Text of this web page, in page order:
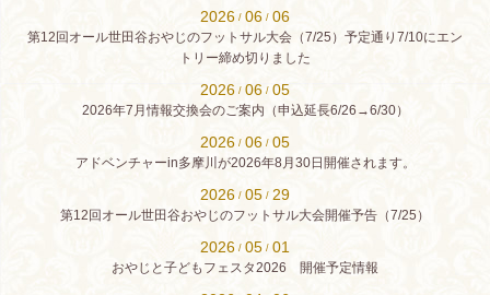
2026 / 06 / 06
第12回オール世田谷おやじのフットサル大会（7/25）予定通り7/10にエン
トリー締め切りました
2026 / 06 / 05
2026年7月情報交換会のご案内（申込延長6/26→6/30）
2026 / 06 / 05
アドベンチャーin多摩川が2026年8月30日開催されます。
2026 / 05 / 29
第12回オール世田谷おやじのフットサル大会開催予告（7/25）
2026 / 05 / 01
おやじと子どもフェスタ2026 開催予定情報